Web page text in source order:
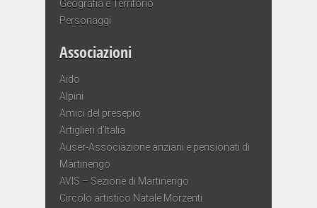
Geografia e Territorio
Personaggi
Associazioni
Aido
Alpini
Amici del presepio
Artiglieri d’Italia
Auser-Associazione anziani e pensionati di
Martinengo
AVIS – Sezione di Martinengo
Circolo artistico Natale Morzenti